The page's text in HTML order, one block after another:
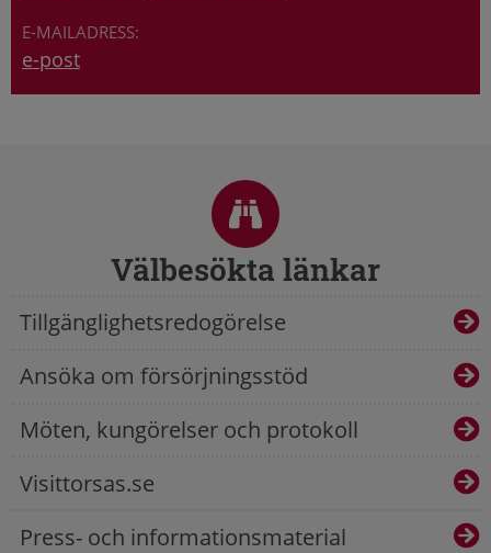
e-post
Välbesökta länkar
Tillgänglighetsredogörelse
Ansöka om försörjningsstöd
Möten, kungörelser och protokoll
Visittorsas.se
Press- och informationsmaterial